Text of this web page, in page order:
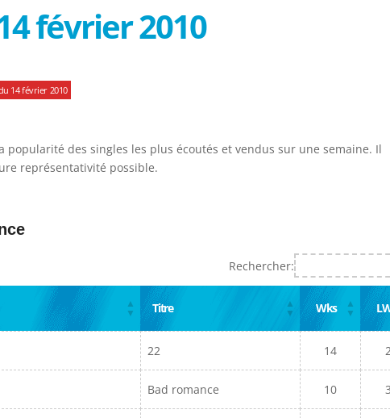
février 2010
14 février 2010
popularité des singles les plus écoutés et vendus sur une semaine. Il
représentativité possible.
Rechercher:
Titre Wks
22 14
Bad romance 10 3